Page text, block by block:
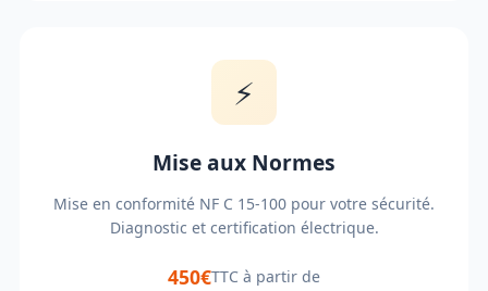
⚡
Mise aux Normes
Mise en conformité NF C 15-100 pour votre sécurité.
Diagnostic et certification électrique.
450€TTC à partir de